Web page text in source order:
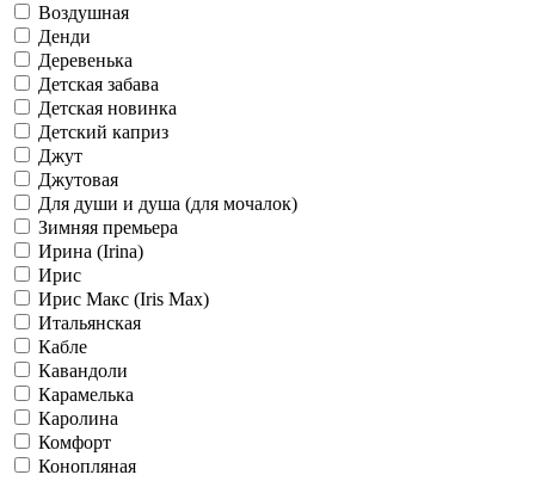
Воздушная
Денди
Деревенька
Детская забава
Детская новинка
Детский каприз
Джут
Джутовая
Для души и душа (для мочалок)
Зимняя премьера
Ирина (Irina)
Ирис
Ирис Макс (Iris Max)
Итальянская
Кабле
Кавандоли
Карамелька
Каролина
Комфорт
Конопляная